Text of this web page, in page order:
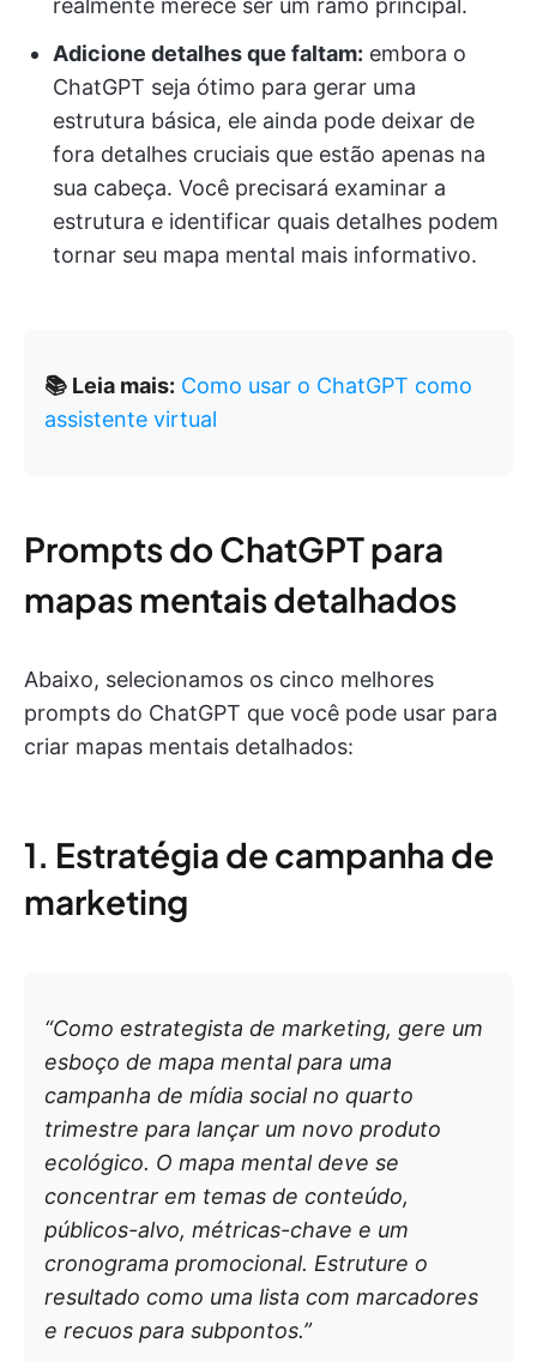
realmente merece ser um ramo principal.
Adicione detalhes que faltam: embora o
ChatGPT seja ótimo para gerar uma
estrutura básica, ele ainda pode deixar de
fora detalhes cruciais que estão apenas na
sua cabeça. Você precisará examinar a
estrutura e identificar quais detalhes podem
tornar seu mapa mental mais informativo.
📚 Leia mais: Como usar o ChatGPT como
assistente virtual
Prompts do ChatGPT para
mapas mentais detalhados
Abaixo, selecionamos os cinco melhores
prompts do ChatGPT que você pode usar para
criar mapas mentais detalhados:
1. Estratégia de campanha de
marketing
“Como estrategista de marketing, gere um
esboço de mapa mental para uma
campanha de mídia social no quarto
trimestre para lançar um novo produto
ecológico. O mapa mental deve se
concentrar em temas de conteúdo,
públicos-alvo, métricas-chave e um
cronograma promocional. Estruture o
resultado como uma lista com marcadores
e recuos para subpontos.”